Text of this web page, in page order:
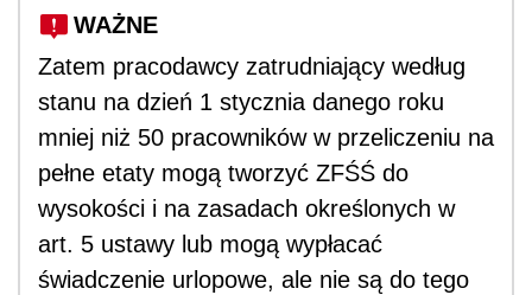
WAŻNE
Zatem pracodawcy zatrudniający według
stanu na dzień 1 stycznia danego roku
mniej niż 50 pracowników w przeliczeniu na
pełne etaty mogą tworzyć ZFŚŚ do
wysokości i na zasadach określonych w
art. 5 ustawy lub mogą wypłacać
świadczenie urlopowe, ale nie są do tego